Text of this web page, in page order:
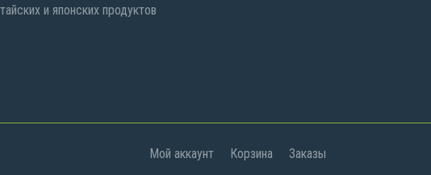
и японских продуктов
Мой аккаунт Корзина Заказы